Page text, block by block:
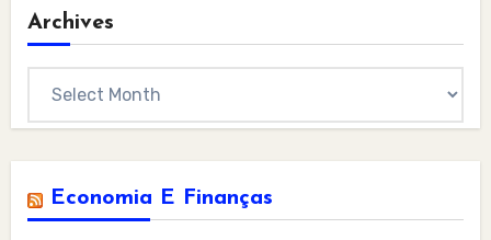
Archives
Economia E Finanças